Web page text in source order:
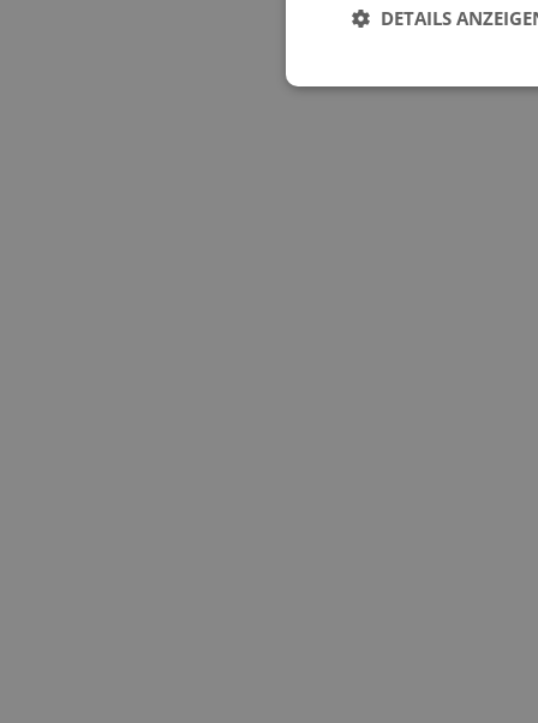
DETAILS